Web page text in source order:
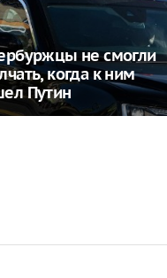
не смогли
когда к ним
Путин